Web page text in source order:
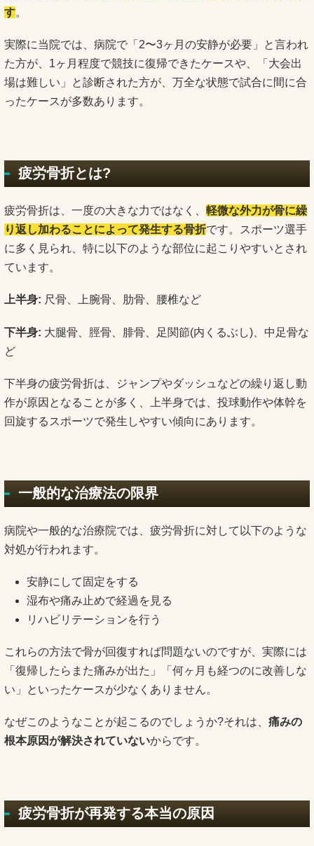
す。
実際に当院では、病院で「2〜3ヶ月の安静が必要」と言われ
た方が、1ヶ月程度で競技に復帰できたケースや、「大会出
場は難しい」と診断された方が、万全な状態で試合に間に合
ったケースが多数あります。
疲労骨折とは?
疲労骨折は、一度の大きな力ではなく、 軽微な外力が骨に繰
り返し加わることによって発生する骨折です。スポーツ選手
に多く見られ、特に以下のような部位に起こりやすいとされ
ています。
上半身: 尺骨、上腕骨、肋骨、腰椎など
下半身: 大腿骨、脛骨、腓骨、足関節(内くるぶし)、中足骨な
ど
下半身の疲労骨折は、ジャンプやダッシュなどの繰り返し動
作が原因となることが多く、上半身では、投球動作や体幹を
回旋するスポーツで発生しやすい傾向にあります。
一般的な治療法の限界
病院や一般的な治療院では、疲労骨折に対して以下のような
対処が行われます。
安静にして固定をする
湿布や痛み止めで経過を見る
リハビリテーションを行う
これらの方法で骨が回復すれば問題ないのですが、実際には
「復帰したらまた痛みが出た」「何ヶ月も経つのに改善しな
い」といったケースが少なくありません。
なぜこのようなことが起こるのでしょうか?それは、 痛みの
根本原因が解決されていないからです。
疲労骨折が再発する本当の原因